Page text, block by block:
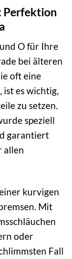
Perfektion
O für Ihre
bei älteren
oft eine
ist es wichtig,
zu setzen.
speziell
garantiert
allen
kurvigen
Mit
oder
Fall